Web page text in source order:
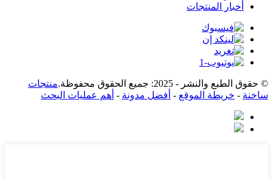
أخبار المنتجات
© حقوق الطبع والنشر - 2025: جميع الحقوق محفوظة.
منتجات
ساخنة - خريطة الموقع - أفضل مدونة - أهم عمليات البحث